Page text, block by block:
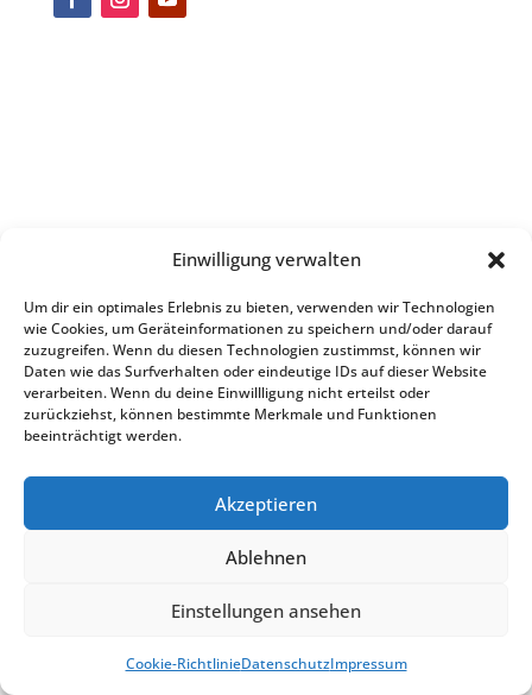
Einwilligung verwalten
Um dir ein optimales Erlebnis zu bieten, verwenden wir Technologien
wie Cookies, um Geräteinformationen zu speichern und/oder darauf
zuzugreifen. Wenn du diesen Technologien zustimmst, können wir
Daten wie das Surfverhalten oder eindeutige IDs auf dieser Website
verarbeiten. Wenn du deine Einwillligung nicht erteilst oder
zurückziehst, können bestimmte Merkmale und Funktionen
beeinträchtigt werden.
Akzeptieren
Ablehnen
Einstellungen ansehen
Cookie-RichtlinieDatenschutzImpressum